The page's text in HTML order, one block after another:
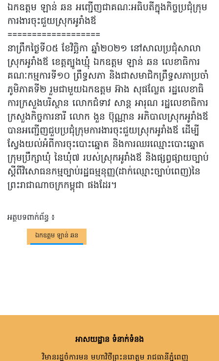
ឯកឧត្តម ឡាន់ ឆន អញ្ជើញជាគណៈអធិបតីក្នុងកិច្ចប្រជុំក្រុម
ការងារចុះជួយស្រុកអូរាំងឪ
===================
នាព្រឹកថ្ងៃទី០៥ ខែវិច្ឆិកា ឆ្នាំ២០២១ នៅសាលប្រជុំសាលា
ស្រុកអូរាំងឪ ខេត្តត្បូងឃ្មុំ ឯកឧត្តម ឡាន់ ឆន លេខាធិការ
គណៈកម្មការទី១០ ព្រឹទ្ធសភា និងជាសមាជិកព្រឹទ្ធសភាប្រចាំ
ភូមិភាគទី២ រួមជាមួយឯកឧត្តម អ៊ាង សុផល្លែត រដ្ឋលេខាធិ
ការក្រសួងបរិស្ថាន លោកជំទាវ សាន្ត អារុណ រដ្ឋលេខាធិការ
ក្រសួងកិច្ចការនារី លោក ងួន ប៊ុណ្ណាន អភិបាលស្រុកអូរាំងឪ
បានអញ្ជើញជួបប្រជុំក្រុមការងារចុះជួយស្រុកអូរាំងឪ ដើម្បី
ស្វែងយល់អំពីការចុះបោះឆ្នោត និងការឈរឈ្មោះបោះឆ្នោត
ក្រុមប្រឹក្សាឃុំ នៃឃុំ៧ របស់ស្រុកអូរាំងឪ និងផ្សព្វផ្សាយច្បាប់
ស្តីពីវិសោធនកម្មច្បាប់រដ្ឋធម្មនុញ្ញ(ដាក់ឈ្មោះច្បាប់ពេញ)នៃ
ព្រះរាជាណាចក្រកម្ពុជា ផងដែរ។
អត្ថបទពាក់ព័ន្ធ ៖
ឯកឧត្តម ឡាន់ ឆន
អាសយដ្ឋាន ទំនាក់ទំនង
វិមានរដ្ឋចំការមន មហាវិថីព្រះនរោត្តម រាជធានីភ្នំពេញ